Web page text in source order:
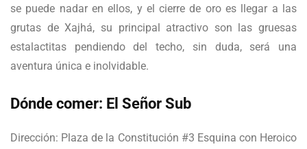
se puede nadar en ellos, y el cierre de oro es llegar a las
grutas de Xajhá, su principal atractivo son las gruesas
estalactitas pendiendo del techo, sin duda, será una
aventura única e inolvidable.
Dónde comer: El Señor Sub
Dirección: Plaza de la Constitución #3 Esquina con Heroico